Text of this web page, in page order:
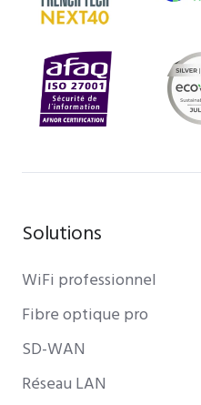
Solutions
WiFi professionnel
Fibre optique pro
SD-WAN
Réseau LAN